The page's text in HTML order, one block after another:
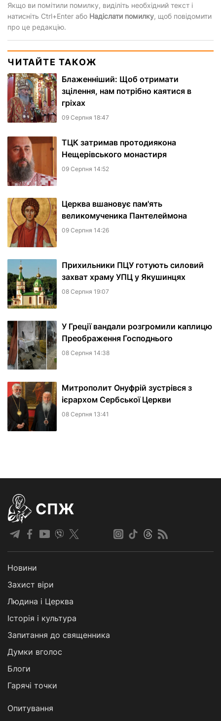
Якщо ви помітили помилку, виділіть необхідний текст і
натисніть Ctrl+Enter або Надіслати помилку, щоб повідомити
про це редакцію.
ЧИТАЙТЕ ТАКОЖ
Блаженніший: Щоб отримати
зцілення, нам потрібно каятися в
гріхах
09 Серпня 18:47
ТЦК затримав протодиякона
Нещерівського монастиря
09 Серпня 14:52
Церква вшановує пам'ять
великомученика Пантелеймона
09 Серпня 14:26
Прихильники ПЦУ готують силовий
захват храму УПЦ у Якушинцях
08 Серпня 19:07
У Греції вандали розгромили каплицю
Преображення Господнього
08 Серпня 14:38
Митрополит Онуфрій зустрівся з
ієрархом Сербської Церкви
08 Серпня 13:41
СПЖ
Новини
Захист віри
Людина і Церква
Історія і культура
Запитання до священника
Думки вголос
Блоги
Гарячі точки
Опитування